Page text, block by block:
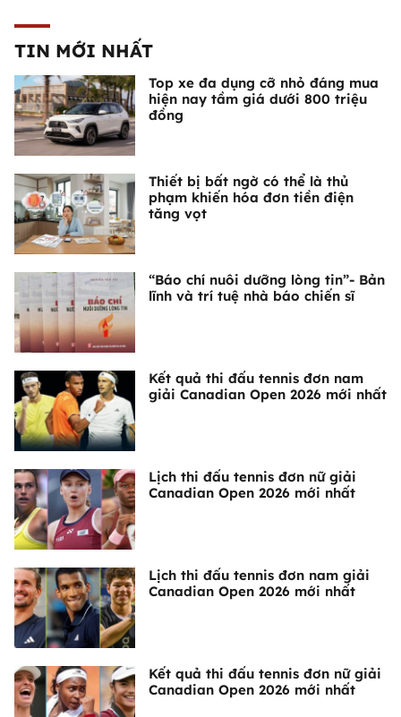
TIN MỚI NHẤT
Top xe đa dụng cỡ nhỏ đáng mua
hiện nay tầm giá dưới 800 triệu
đồng
Thiết bị bất ngờ có thể là thủ
phạm khiến hóa đơn tiền điện
tăng vọt
“Báo chí nuôi dưỡng lòng tin”- Bản
lĩnh và trí tuệ nhà báo chiến sĩ
Kết quả thi đấu tennis đơn nam
giải Canadian Open 2026 mới nhất
Lịch thi đấu tennis đơn nữ giải
Canadian Open 2026 mới nhất
Lịch thi đấu tennis đơn nam giải
Canadian Open 2026 mới nhất
Kết quả thi đấu tennis đơn nữ giải
Canadian Open 2026 mới nhất